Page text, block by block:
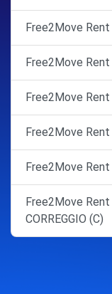
Free2Move Rent
Free2Move
Free2Move
Free2Move Rent
Free2Move Rent
Free2Move Rent
CORREGGIO (C)